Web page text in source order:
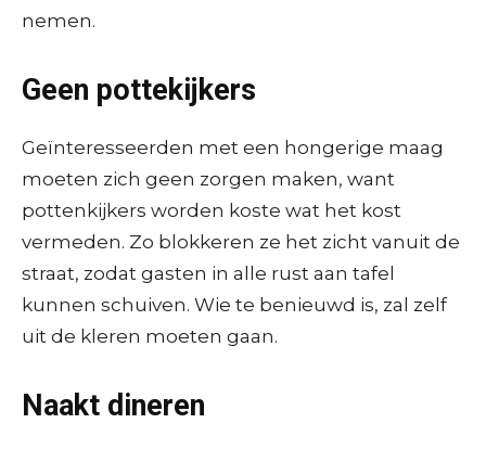
nemen.
Geen pottekijkers
Geïnteresseerden met een hongerige maag
moeten zich geen zorgen maken, want
pottenkijkers worden koste wat het kost
vermeden. Zo blokkeren ze het zicht vanuit de
straat, zodat gasten in alle rust aan tafel
kunnen schuiven. Wie te benieuwd is, zal zelf
uit de kleren moeten gaan.
Naakt dineren